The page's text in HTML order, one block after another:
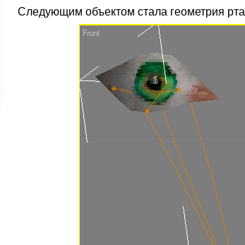
Следующим объектом стала геометрия рта